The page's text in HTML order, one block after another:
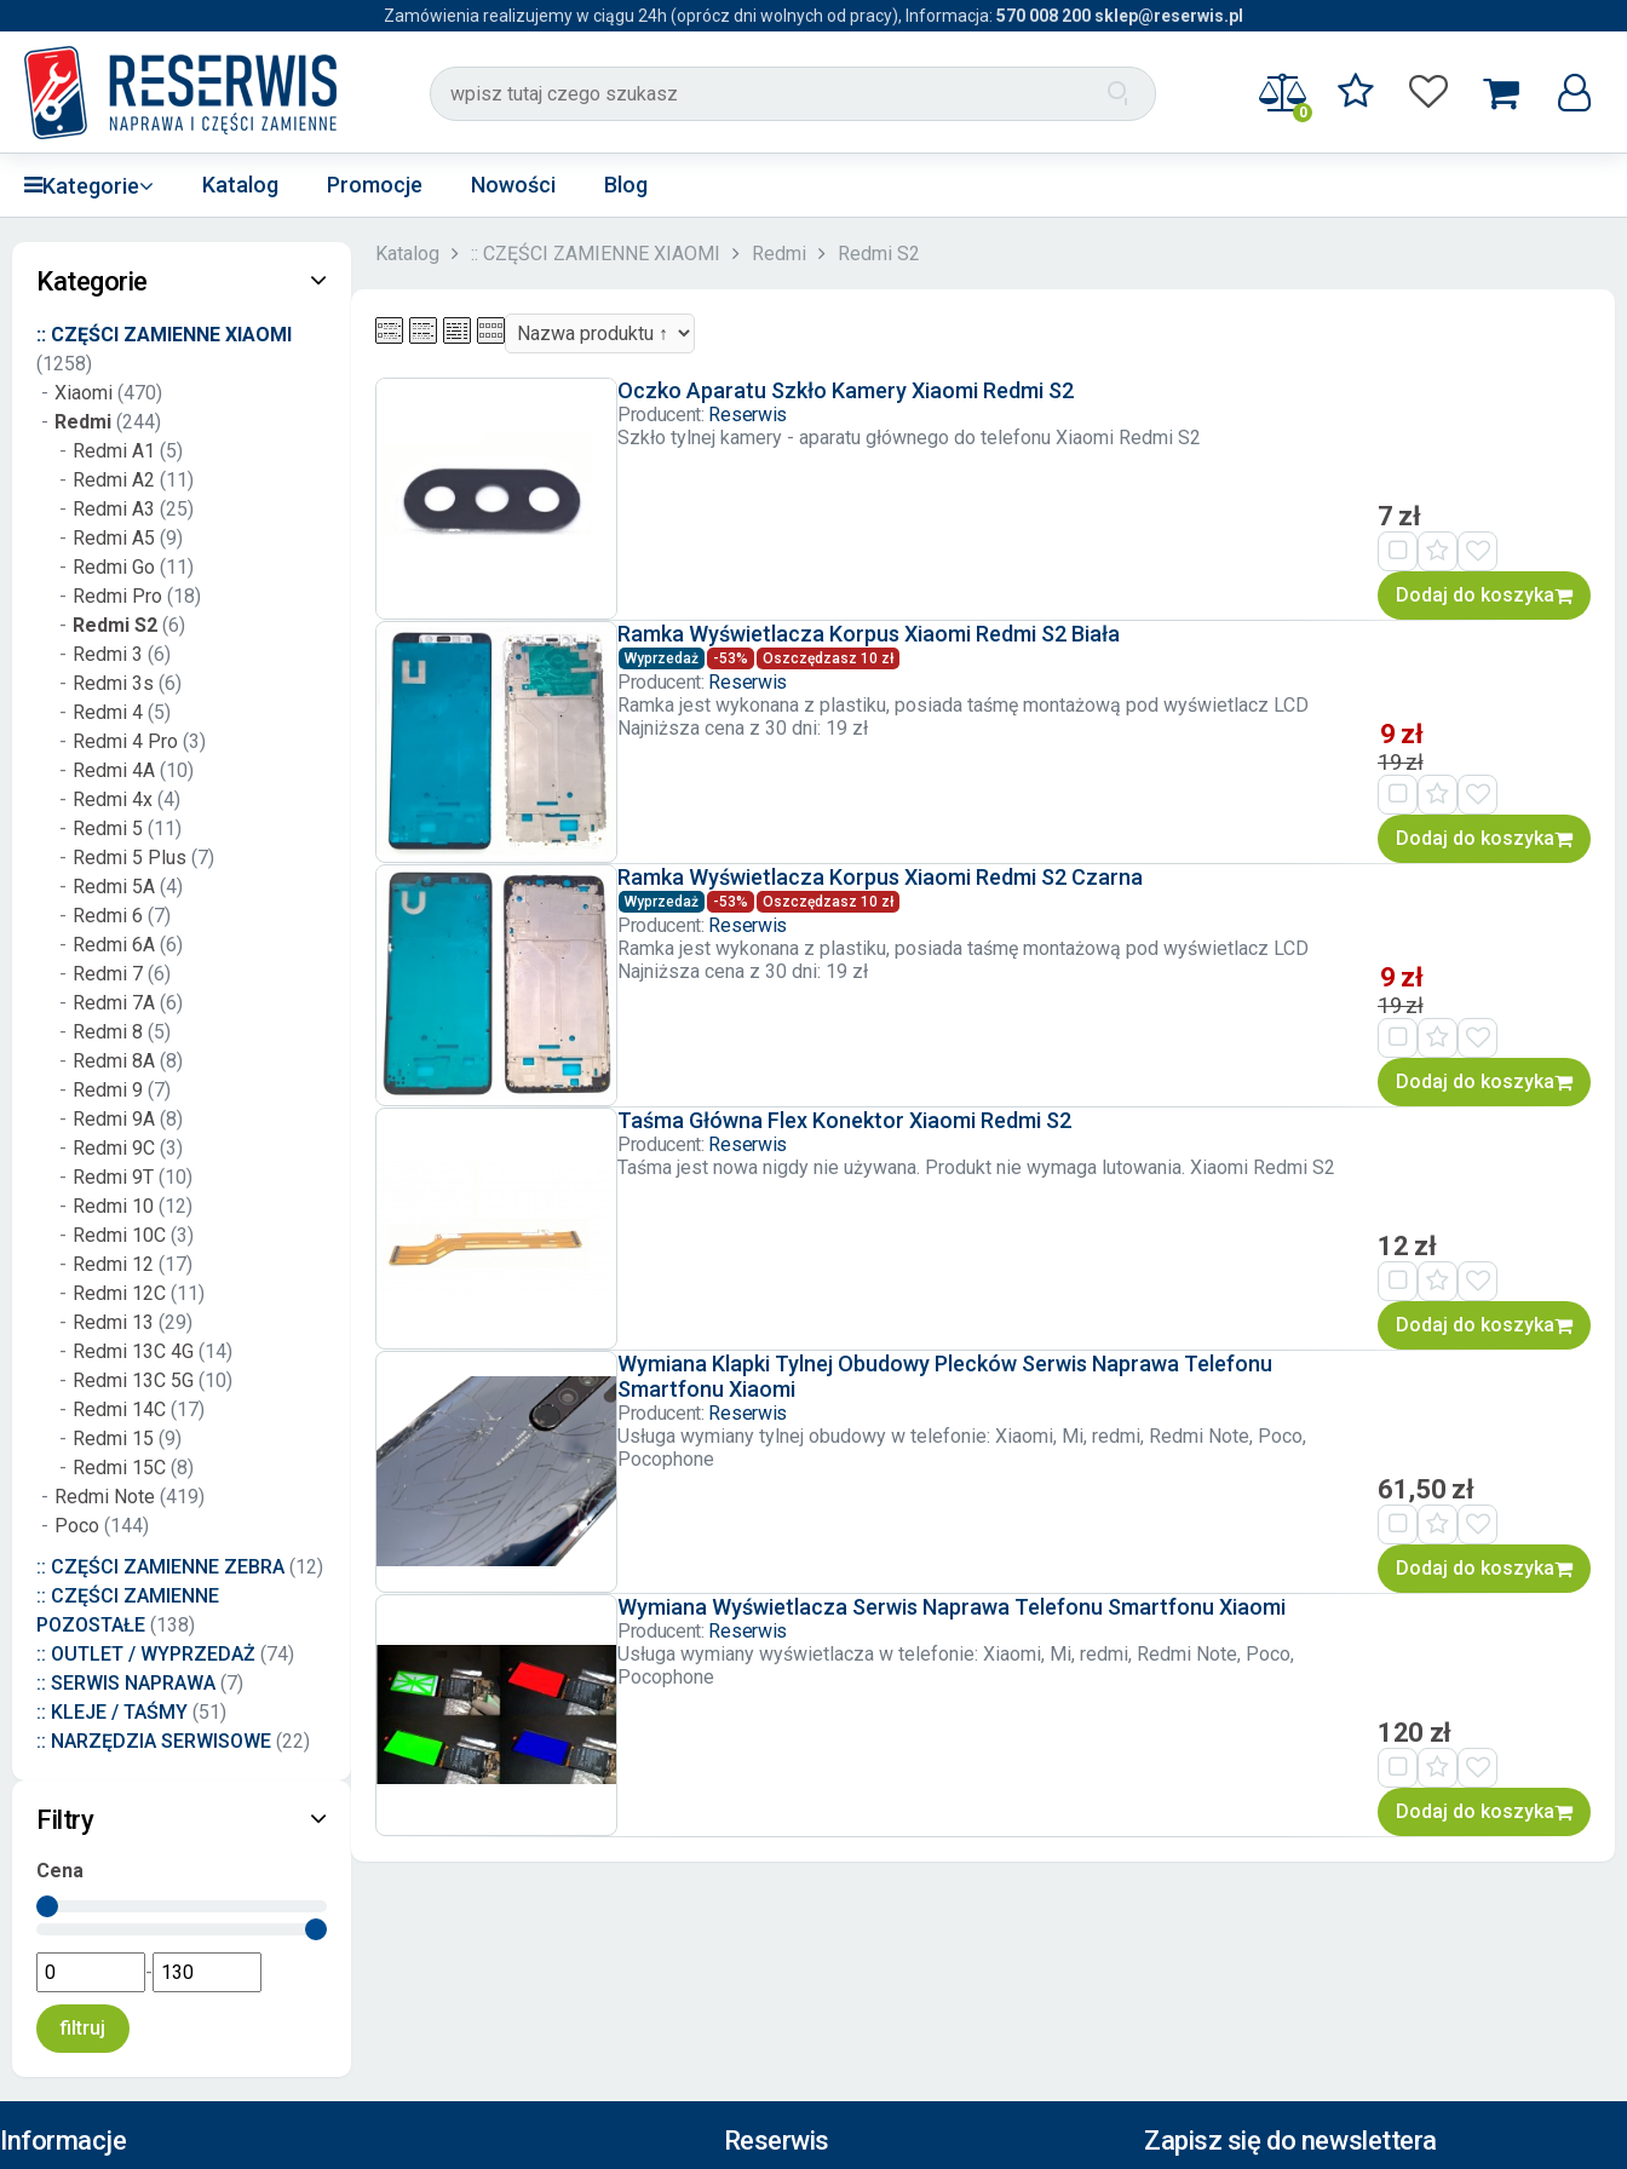
Zamówienia realizujemy w ciągu 24h (oprócz dni wolnych od pracy), Informacja: 570 008 200 sklep@reserwis.pl
0
Kategorie Katalog Promocje Nowości Blog
Kategorie
:: CZĘŚCI ZAMIENNE XIAOMI
(1258)
Xiaomi (470)
Redmi (244)
Redmi A1 (5)
Redmi A2 (11)
Redmi A3 (25)
Redmi A5 (9)
Redmi Go (11)
Redmi Pro (18)
Redmi S2 (6)
Redmi 3 (6)
Redmi 3s (6)
Redmi 4 (5)
Redmi 4 Pro (3)
Redmi 4A (10)
Redmi 4x (4)
Redmi 5 (11)
Redmi 5 Plus (7)
Redmi 5A (4)
Redmi 6 (7)
Redmi 6A (6)
Redmi 7 (6)
Redmi 7A (6)
Redmi 8 (5)
Redmi 8A (8)
Redmi 9 (7)
Redmi 9A (8)
Redmi 9C (3)
Redmi 9T (10)
Redmi 10 (12)
Redmi 10C (3)
Redmi 12 (17)
Redmi 12C (11)
Redmi 13 (29)
Redmi 13C 4G (14)
Redmi 13C 5G (10)
Redmi 14C (17)
Redmi 15 (9)
Redmi 15C (8)
Redmi Note (419)
Poco (144)
:: CZĘŚCI ZAMIENNE ZEBRA (12)
:: CZĘŚCI ZAMIENNE
POZOSTAŁE (138)
:: OUTLET / WYPRZEDAŻ (74)
:: SERWIS NAPRAWA (7)
:: KLEJE / TAŚMY (51)
:: NARZĘDZIA SERWISOWE (22)
Filtry
Cena
-
Katalog :: CZĘŚCI ZAMIENNE XIAOMI Redmi Redmi S2
Oczko Aparatu Szkło Kamery Xiaomi Redmi S2
Producent: Reserwis
Szkło tylnej kamery - aparatu głównego do telefonu Xiaomi Redmi S2
7 zł
Dodaj do koszyka
Ramka Wyświetlacza Korpus Xiaomi Redmi S2 Biała
Wyprzedaż -53% Oszczędzasz 10 zł
Producent: Reserwis
Ramka jest wykonana z plastiku, posiada taśmę montażową pod wyświetlacz LCD
Najniższa cena z 30 dni: 19 zł
9 zł
19 zł
Dodaj do koszyka
Ramka Wyświetlacza Korpus Xiaomi Redmi S2 Czarna
Wyprzedaż -53% Oszczędzasz 10 zł
Producent: Reserwis
Ramka jest wykonana z plastiku, posiada taśmę montażową pod wyświetlacz LCD
Najniższa cena z 30 dni: 19 zł
9 zł
19 zł
Dodaj do koszyka
Taśma Główna Flex Konektor Xiaomi Redmi S2
Producent: Reserwis
Taśma jest nowa nigdy nie używana. Produkt nie wymaga lutowania. Xiaomi Redmi S2
12 zł
Dodaj do koszyka
Wymiana Klapki Tylnej Obudowy Plecków Serwis Naprawa Telefonu
Smartfonu Xiaomi
Producent: Reserwis
Usługa wymiany tylnej obudowy w telefonie: Xiaomi, Mi, redmi, Redmi Note, Poco,
Pocophone
61,50 zł
Dodaj do koszyka
Wymiana Wyświetlacza Serwis Naprawa Telefonu Smartfonu Xiaomi
Producent: Reserwis
Usługa wymiany wyświetlacza w telefonie: Xiaomi, Mi, redmi, Redmi Note, Poco,
Pocophone
120 zł
Dodaj do koszyka
Informacje Reserwis Zapisz się do newslettera